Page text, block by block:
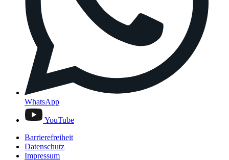
WhatsApp
YouTube
Barrierefreiheit
Datenschutz
Impressum